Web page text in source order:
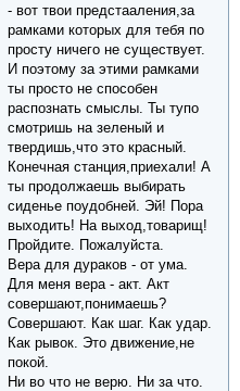
- вот твои предстааления,за
рамками которых для тебя по
просту ничего не существует.
И поэтому за этими рамками
ты просто не способен
распознать смыслы. Ты тупо
смотришь на зеленый и
твердишь,что это красный.
Конечная станция,приехали! А
ты продолжаешь выбирать
сиденье поудобней. Эй! Пора
выходить! На выход,товарищ!
Пройдите. Пожалуйста.
Вера для дураков - от ума.
Для меня вера - акт. Акт
совершают,понимаешь?
Совершают. Как шаг. Как удар.
Как рывок. Это движение,не
покой.
Ни во что не верю. Ни за что.